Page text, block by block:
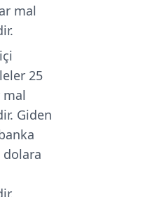
mal
25
Giden
dolara